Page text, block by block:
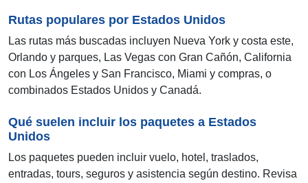
Rutas populares por Estados Unidos
Las rutas más buscadas incluyen Nueva York y costa este,
Orlando y parques, Las Vegas con Gran Cañón, California
con Los Ángeles y San Francisco, Miami y compras, o
combinados Estados Unidos y Canadá.
Qué suelen incluir los paquetes a Estados
Unidos
Los paquetes pueden incluir vuelo, hotel, traslados,
entradas, tours, seguros y asistencia según destino. Revisa